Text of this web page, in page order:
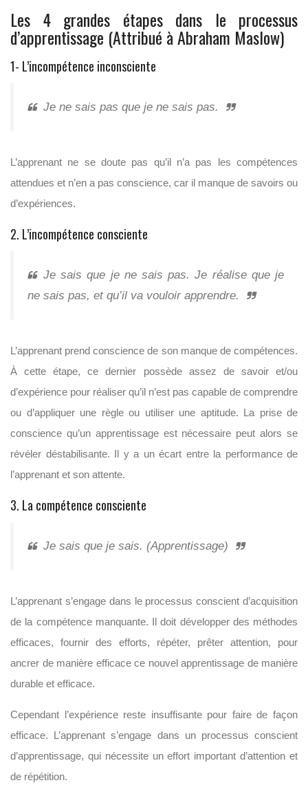
Les 4 grandes étapes dans le processus
d’apprentissage (Attribué à Abraham Maslow)
1- L’incompétence inconsciente
Je ne sais pas que je ne sais pas.
L’apprenant ne se doute pas qu’il n’a pas les compétences
attendues et n’en a pas conscience, car il manque de savoirs ou
d’expériences.
2. L’incompétence consciente
Je sais que je ne sais pas. Je réalise que je
ne sais pas, et qu’il va vouloir apprendre.
L’apprenant prend conscience de son manque de compétences.
À cette étape, ce dernier possède assez de savoir et/ou
d’expérience pour réaliser qu’il n’est pas capable de comprendre
ou d’appliquer une règle ou utiliser une aptitude. La prise de
conscience qu’un apprentissage est nécessaire peut alors se
révéler déstabilisante. Il y a un écart entre la performance de
l’apprenant et son attente.
3. La compétence consciente
Je sais que je sais. (Apprentissage)
L’apprenant s’engage dans le processus conscient d’acquisition
de la compétence manquante. Il doit développer des méthodes
efficaces, fournir des efforts, répéter, prêter attention, pour
ancrer de manière efficace ce nouvel apprentissage de manière
durable et efficace.
Cependant l’expérience reste insuffisante pour faire de façon
efficace. L’apprenant s’engage dans un processus conscient
d’apprentissage, qui nécessite un effort important d’attention et
de répétition.